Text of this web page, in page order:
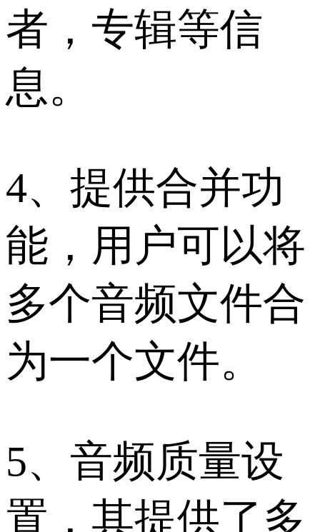
者，专辑等信
息。
4、提供合并功
能，用户可以将
多个音频文件合
为一个文件。
5、音频质量设
置，其提供了多